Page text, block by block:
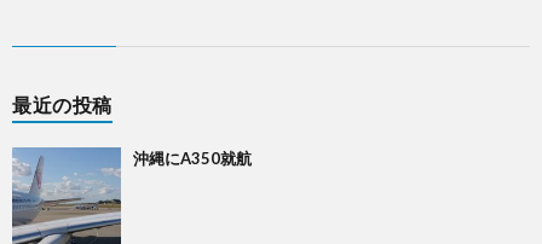
最近の投稿
沖縄にA350就航